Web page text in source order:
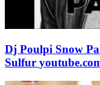
Dj Poulpi Snow
Sulfur